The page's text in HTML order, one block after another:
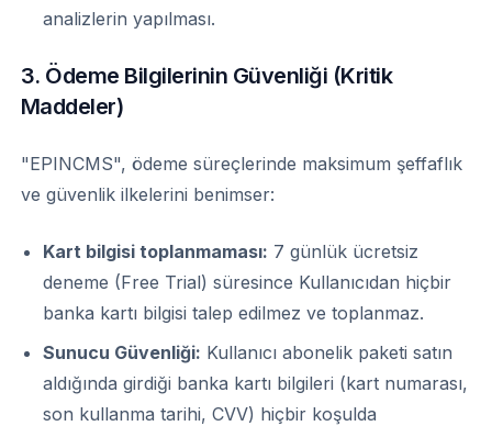
analizlerin yapılması.
3. Ödeme Bilgilerinin Güvenliği (Kritik
Maddeler)
"EPINCMS", ödeme süreçlerinde maksimum şeffaflık
ve güvenlik ilkelerini benimser:
Kart bilgisi toplanmaması: 7 günlük ücretsiz
deneme (Free Trial) süresince Kullanıcıdan hiçbir
banka kartı bilgisi talep edilmez ve toplanmaz.
Sunucu Güvenliği: Kullanıcı abonelik paketi satın
aldığında girdiği banka kartı bilgileri (kart numarası,
son kullanma tarihi, CVV) hiçbir koşulda